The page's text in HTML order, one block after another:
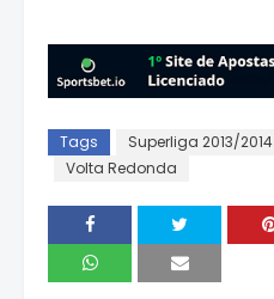
Tags Superliga 2013/2014
Volta Redonda